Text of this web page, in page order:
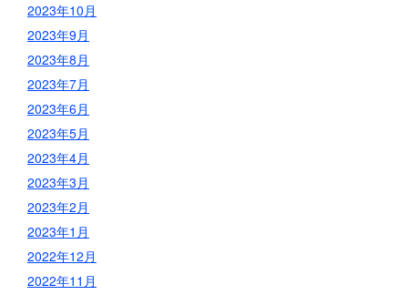
2023年10月
2023年9月
2023年8月
2023年7月
2023年6月
2023年5月
2023年4月
2023年3月
2023年2月
2023年1月
2022年12月
2022年11月